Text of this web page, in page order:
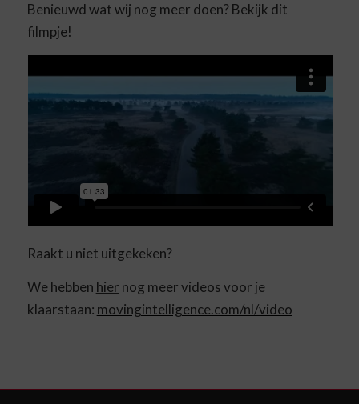
Benieuwd wat wij nog meer doen? Bekijk dit
filmpje!
Raakt u niet uitgekeken?
We hebben hier nog meer videos voor je
klaarstaan: movingintelligence.com/nl/video